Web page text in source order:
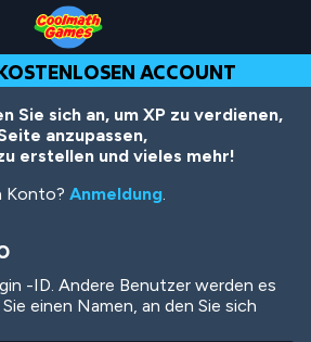
ACCOUNT
Sie sich an, um XP zu verdienen,
anzupassen,
erstellen und vieles mehr!
Konto? Anmeldung.
-ID. Andere Benutzer werden es
einen Namen, an den Sie sich